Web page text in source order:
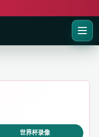
世界杯录像